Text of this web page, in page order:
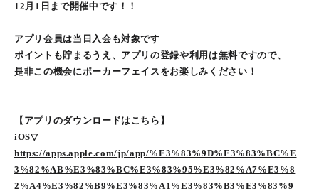
12月1日まで開催中です！！
アプリ会員は当日入会も対象です
ポイントも貯まるうえ、アプリの登録や利用は無料ですので、
是非この機会にポーカーフェイスをお楽しみください！
【アプリのダウンロードはこちら】
iOS▽
https://apps.apple.com/jp/app/%E3%83%9D%E3%83%BC%E
3%82%AB%E3%83%BC%E3%83%95%E3%82%A7%E3%8
2%A4%E3%82%B9%E3%83%A1%E3%83%B3%E3%83%9